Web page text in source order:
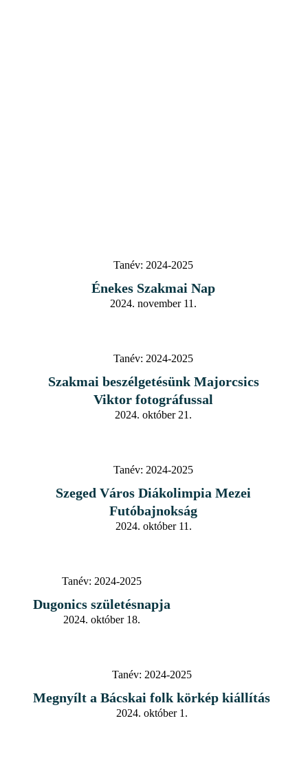
Tanév: 2024-2025
Énekes Szakmai Nap
2024. november 11.
Tanév: 2024-2025
Szakmai beszélgetésünk Majorcsics
Viktor fotográfussal
2024. október 21.
Tanév: 2024-2025
Szeged Város Diákolimpia Mezei
Futóbajnokság
2024. október 11.
Tanév: 2024-2025
Dugonics születésnapja
2024. október 18.
Tanév: 2024-2025
Megnyílt a Bácskai folk körkép kiállítás
2024. október 1.